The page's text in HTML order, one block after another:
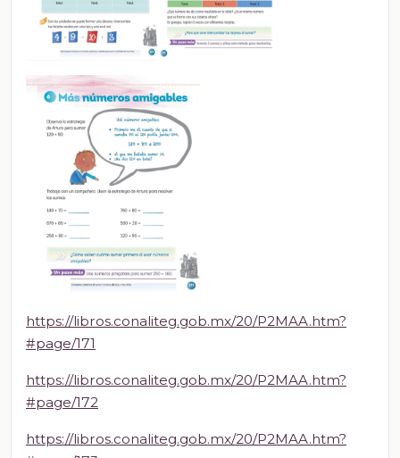
https://libros.conaliteg.gob.mx/20/P2MAA.htm?
#page/171
https://libros.conaliteg.gob.mx/20/P2MAA.htm?
#page/172
https://libros.conaliteg.gob.mx/20/P2MAA.htm?